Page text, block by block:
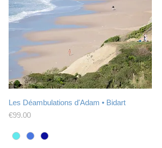
Les Déambulations d'Adam • Bidart
Price
€99.00